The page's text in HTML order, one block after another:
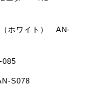
（ホワイト） AN-
S078